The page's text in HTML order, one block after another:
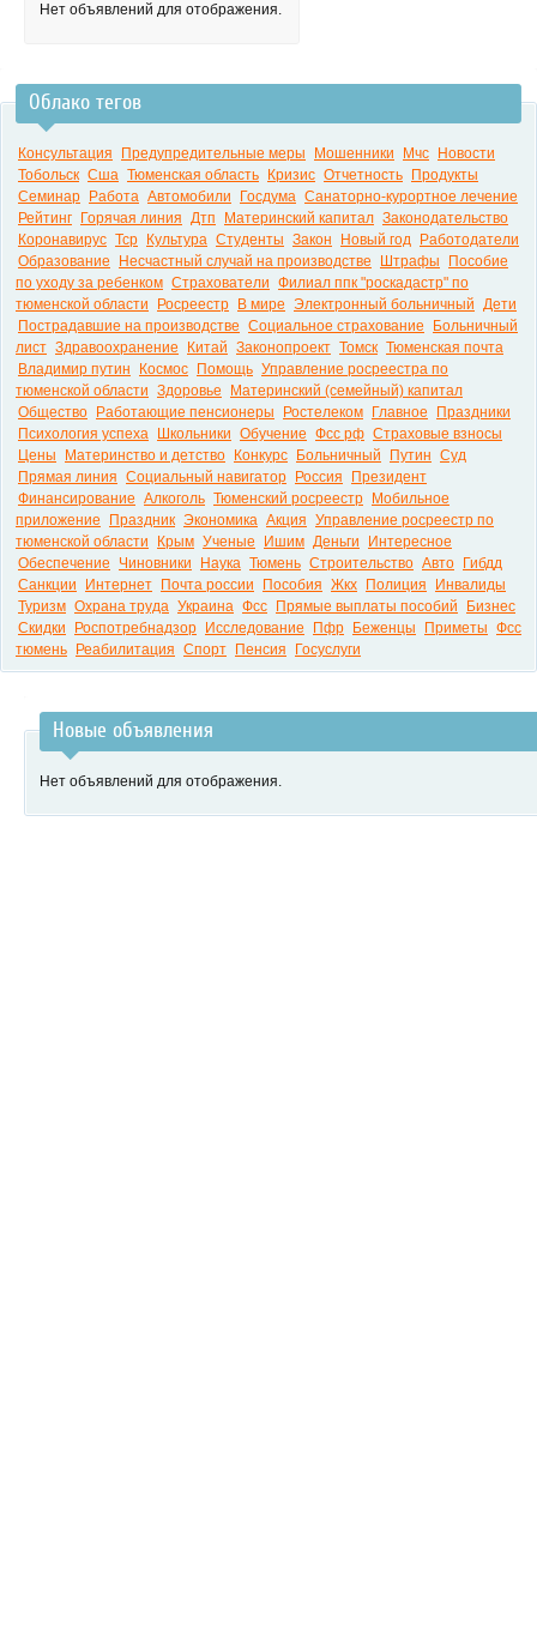
Нет объявлений для отображения.
Облако тегов
Консультация Предупредительные меры Мошенники Мчс
Новости
Тобольск Сша Тюменская область Кризис Отчетность
Продукты
Семинар
Работа Автомобили Госдума Санаторно-курортное лечение
Рейтинг
Горячая линия Дтп Материнский капитал Законодательство
Коронавирус Тср Культура Студенты Закон Новый год
Работодатели
Образование
Несчастный случай на производстве Штрафы
Пособие
по уходу за ребенком Страхователи Филиал ппк "роскадастр" по
тюменской области
Росреестр В мире Электронный больничный Дети
Пострадавшие на производстве Социальное страхование
Больничный
лист Здравоохранение Китай Законопроект Томск Тюменская почта
Владимир путин
Космос Помощь Управление росреестра по
тюменской области Здоровье
Материнский (семейный) капитал
Общество
Работающие пенсионеры Ростелеком Главное
Праздники
Психология успеха
Школьники Обучение Фсс рф Страховые взносы
Цены
Материнство и детство Конкурс Больничный Путин Суд
Прямая линия Социальный навигатор Россия
Президент
Финансирование Алкоголь Тюменский росреестр
Мобильное
приложение
Праздник Экономика Акция Управление росреестр по
тюменской области
Крым Ученые Ишим Деньги
Интересное
Обеспечение
Чиновники Наука Тюмень Строительство Авто
Гибдд
Санкции
Интернет Почта россии Пособия Жкх Полиция
Инвалиды
Туризм Охрана труда Украина Фсс Прямые выплаты пособий
Бизнес
Скидки
Роспотребнадзор Исследование Пфр Беженцы Приметы Фсс
тюмень
Реабилитация Спорт Пенсия Госуслуги
Новые объявления
Нет объявлений для отображения.